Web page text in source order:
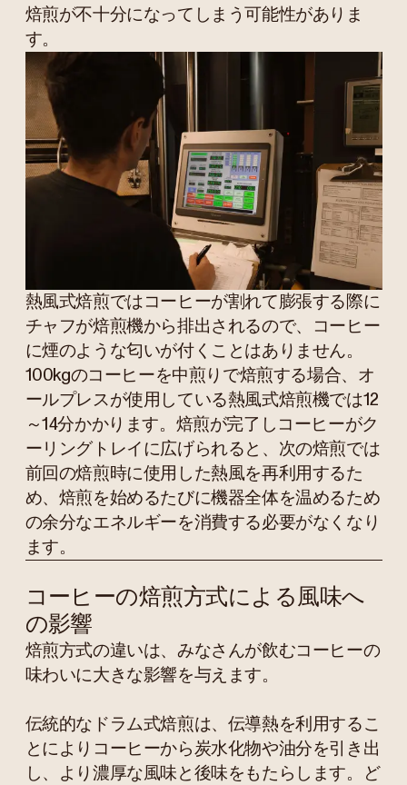
焙煎が不十分になってしまう可能性がありま
す。
熱風式焙煎ではコーヒーが割れて膨張する際に
チャフが焙煎機から排出されるので、コーヒー
に煙のような匂いが付くことはありません。
100kgのコーヒーを中煎りで焙煎する場合、オ
ールプレスが使用している熱風式焙煎機では12
～14分かかります。焙煎が完了しコーヒーがク
ーリングトレイに広げられると、次の焙煎では
前回の焙煎時に使用した熱風を再利用するた
め、焙煎を始めるたびに機器全体を温めるため
の余分なエネルギーを消費する必要がなくなり
ます。
コーヒーの焙煎方式による風味へ
の影響
焙煎方式の違いは、みなさんが飲むコーヒーの
味わいに大きな影響を与えます。
伝統的なドラム式焙煎は、伝導熱を利用するこ
とによりコーヒーから炭水化物や油分を引き出
し、より濃厚な風味と後味をもたらします。ど